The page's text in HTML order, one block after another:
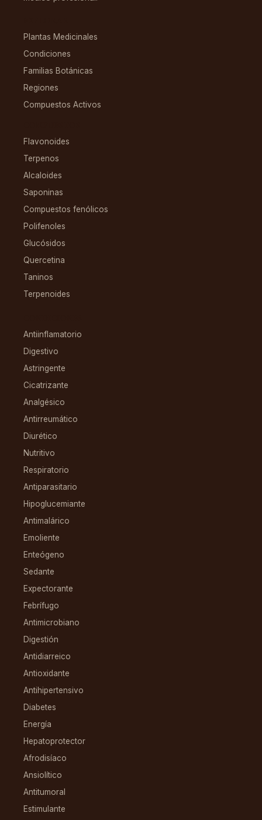
Plantas Medicinales
Condiciones
Familias Botánicas
Regiones
Compuestos Activos
Flavonoides
Terpenos
Alcaloides
Saponinas
Compuestos fenólicos
Polifenoles
Glucósidos
Quercetina
Taninos
Terpenoides
Antiinflamatorio
Digestivo
Astringente
Cicatrizante
Analgésico
Antirreumático
Diurético
Nutritivo
Respiratorio
Antiparasitario
Hipoglucemiante
Antimalárico
Emoliente
Enteógeno
Sedante
Expectorante
Febrífugo
Antimicrobiano
Digestión
Antidiarreico
Antioxidante
Antihipertensivo
Diabetes
Energía
Hepatoprotector
Afrodisíaco
Ansiolítico
Antitumoral
Estimulante